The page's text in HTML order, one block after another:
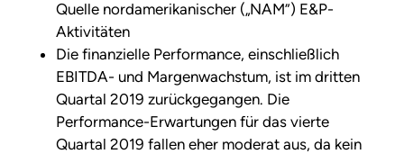
Quelle nordamerikanischer („NAM”) E&P-
Aktivitäten
Die finanzielle Performance, einschließlich
EBITDA- und Margenwachstum, ist im dritten
Quartal 2019 zurückgegangen. Die
Performance-Erwartungen für das vierte
Quartal 2019 fallen eher moderat aus, da kein